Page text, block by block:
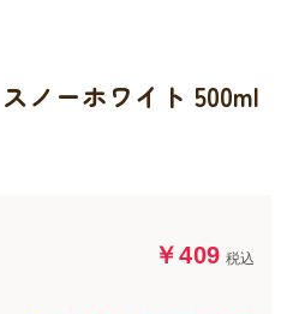
ノーホワイト 500ml
￥409 税込